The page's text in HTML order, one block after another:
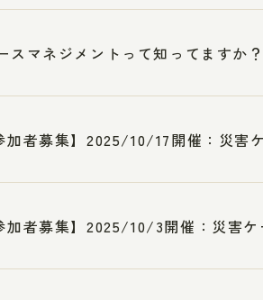
マネジメントって知ってますか
加者募集】2025/10/17開催：災
加者募集】2025/10/3開催：災害